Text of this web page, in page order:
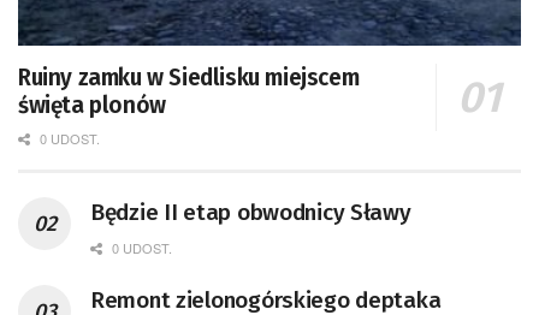
Ruiny zamku w Siedlisku miejscem
święta plonów
0 UDOST.
Będzie II etap obwodnicy Sławy
0 UDOST.
Remont zielonogórskiego deptaka